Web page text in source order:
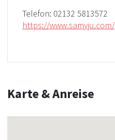
Telefon: 02132 5813572
https://www.samyju.com/
Karte & Anreise